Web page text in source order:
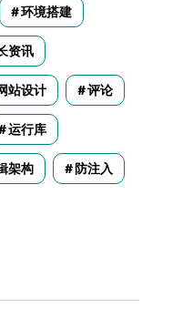
环境搭建
资讯
站设计 评论
运行库
架构 防注入